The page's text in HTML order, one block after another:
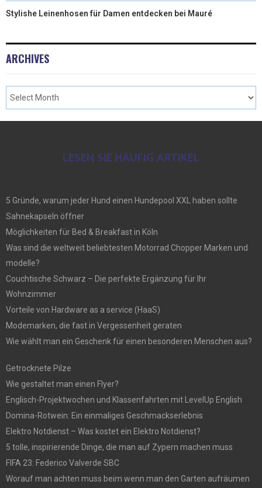
Stylishe Leinenhosen für Damen entdecken bei Mauré
ARCHIVES
LESEN SIE HÄUFIG ARTIKEL
5 Gründe, warum jeder Hund einen Hundepool XXL haben sollte
Sahnekapseln öffner
Möglichkeiten für Bed & Breakfast in Köln
Was sind die weltweit beliebtesten Motorrad Chopper Marken und
modelle?
Couchtische Schwarz – Die perfekte Ergänzung für Ihr
Wohnzimmer
Vorteile von Hardware as a service (HaaS)
Modemarken, die fast in Vergessenheit geraten
Wie wählt man ein Geschenk für einen besonderen Menschen aus?
Getrocknete Pilze
Wie gestaltet man einen Flyer?
Englisch-Projektwochen und Klassenfahrten mit LevelUp English
Domina-Rotwein: Ein einmaliges Geschmackserlebnis
Elektro Notdienst – Was kostet ein Elektro Notdienst?
5 tolle, inspirierende Dinge, die man auf Zypern machen muss
FIFA 23: Federico Valverde SBC
Worauf man achten muss beim wenn man den Garten aufräumen